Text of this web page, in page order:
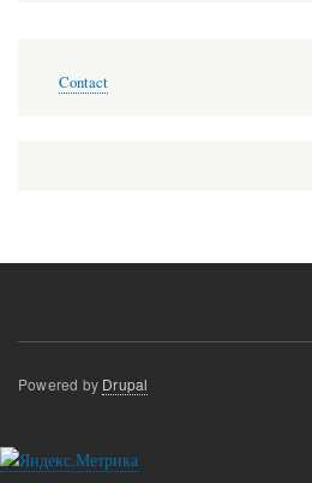
Contact
Powered by Drupal